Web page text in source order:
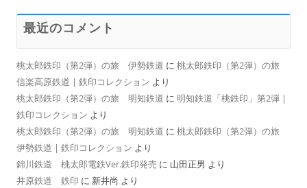
最近のコメント
桃太郎鉄印（第2弾）の旅 伊勢鉄道 に 桃太郎鉄印（第2弾）の旅
信楽高原鉄道 | 鉄印コレクション より
桃太郎鉄印（第2弾）の旅 明知鉄道 に 明知鉄道「桃鉄印」第2弾 |
鉄印コレクション より
桃太郎鉄印（第2弾）の旅 明知鉄道 に 桃太郎鉄印（第2弾）の旅
伊勢鉄道 | 鉄印コレクション より
錦川鉄道 桃太郎電鉄Ver.鉄印発売 に 山田正男 より
井原鉄道 鉄印 に 新井尚 より